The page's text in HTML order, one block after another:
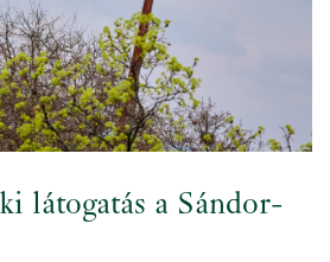
látogatás a Sándor-